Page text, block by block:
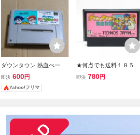
ダウンタウン 熱血べーす
ぼーる物語 スーパーファ
ミコン
即決 600円
Yahoo!フリマ
★何点でも送料１８５円
★ ダウンタウン熱血物語
即決 780円